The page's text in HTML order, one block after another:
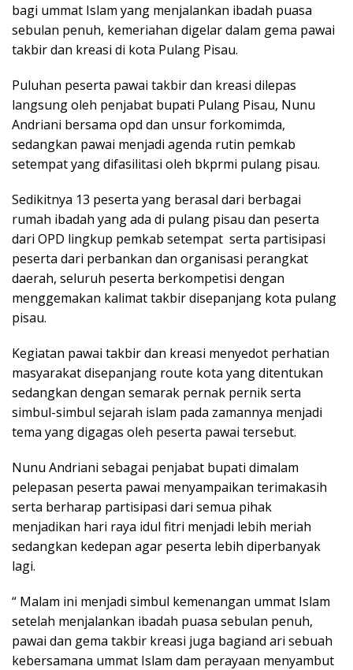
bagi ummat Islam yang menjalankan ibadah puasa
sebulan penuh, kemeriahan digelar dalam gema pawai
takbir dan kreasi di kota Pulang Pisau.
Puluhan peserta pawai takbir dan kreasi dilepas
langsung oleh penjabat bupati Pulang Pisau, Nunu
Andriani bersama opd dan unsur forkomimda,
sedangkan pawai menjadi agenda rutin pemkab
setempat yang difasilitasi oleh bkprmi pulang pisau.
Sedikitnya 13 peserta yang berasal dari berbagai
rumah ibadah yang ada di pulang pisau dan peserta
dari OPD lingkup pemkab setempat serta partisipasi
peserta dari perbankan dan organisasi perangkat
daerah, seluruh peserta berkompetisi dengan
menggemakan kalimat takbir disepanjang kota pulang
pisau.
Kegiatan pawai takbir dan kreasi menyedot perhatian
masyarakat disepanjang route kota yang ditentukan
sedangkan dengan semarak pernak pernik serta
simbul-simbul sejarah islam pada zamannya menjadi
tema yang digagas oleh peserta pawai tersebut.
Nunu Andriani sebagai penjabat bupati dimalam
pelepasan peserta pawai menyampaikan terimakasih
serta berharap partisipasi dari semua pihak
menjadikan hari raya idul fitri menjadi lebih meriah
sedangkan kedepan agar peserta lebih diperbanyak
lagi.
“ Malam ini menjadi simbul kemenangan ummat Islam
setelah menjalankan ibadah puasa sebulan penuh,
pawai dan gema takbir kreasi juga bagiand ari sebuah
kebersamana ummat Islam dam perayaan menyambut